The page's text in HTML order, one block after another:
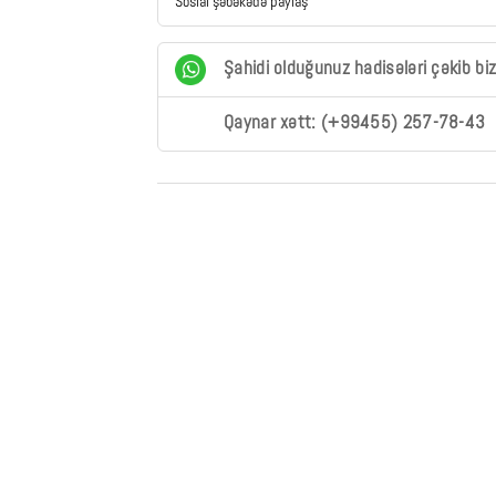
Şahidi olduğunuz hadisələri çəkib
Qaynar xətt: (+99455) 257-78-43